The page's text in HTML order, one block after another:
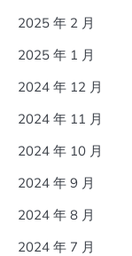
2025 年 2 月
2025 年 1 月
2024 年 12 月
2024 年 11 月
2024 年 10 月
2024 年 9 月
2024 年 8 月
2024 年 7 月